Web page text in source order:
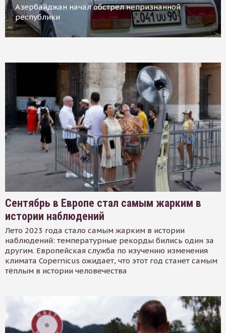
Азербайджан начал обстрел непризнанной
республики
Сентябрь в Европе стал самым жарким в
истории наблюдений
Лето 2023 года стало самым жарким в истории
наблюдений: температурные рекорды бились один за
другим. Европейская служба по изучению изменения
климата Copernicus ожидает, что этот год станет самым
тёплым в истории человечества